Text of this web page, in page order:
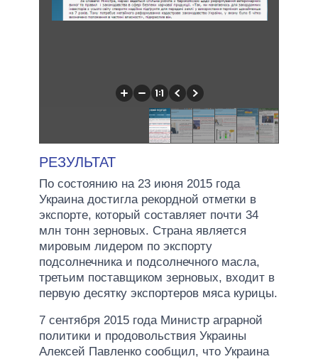
РЕЗУЛЬТАТ
По состоянию на 23 июня 2015 года
Украина достигла рекордной отметки в
экспорте, который составляет почти 34
млн тонн зерновых. Страна является
мировым лидером по экспорту
подсолнечника и подсолнечного масла,
третьим поставщиком зерновых, входит в
первую десятку экспортеров мяса курицы.
7 сентября 2015 года Министр аграрной
политики и продовольствия Украины
Алексей Павленко сообщил, что Украина